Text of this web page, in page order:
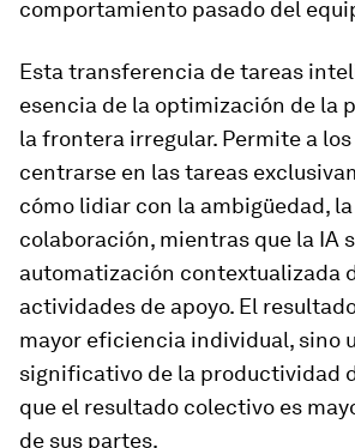
comportamiento pasado del
Esta transferencia de tareas
esencia de la optimización de la
la frontera irregular. Permite a
centrarse en las tareas
cómo lidiar con la ambigüedad,
colaboración, mientras que la IA
automatización contextualizada
actividades de apoyo. El
mayor eficiencia individual, sino
significativo de la productividad
que el resultado colectivo es
de sus partes.